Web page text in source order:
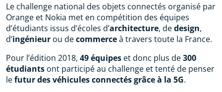
Le challenge national des objets connectés organisé par
Orange et Nokia met en compétition des équipes
d’étudiants issus d’écoles d’architecture, dedesign,
d’ingénieur ou decommerceà travers toute la France.
Pour l’édition 2018, 49 équipes et donc plus de300
étudiants ont participé au challenge et tenté de penser
lefutur des véhicules connectés grâce à la 5G.